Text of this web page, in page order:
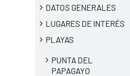
DATOS GENERALES
LUGARES DE INTERÉS
PLAYAS
PUNTA DEL
PAPAGAYO